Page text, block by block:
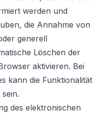
werden und
die Annahme von
generell
Löschen der
aktivieren. Bei
kann die Funktionalität
des elektronischen